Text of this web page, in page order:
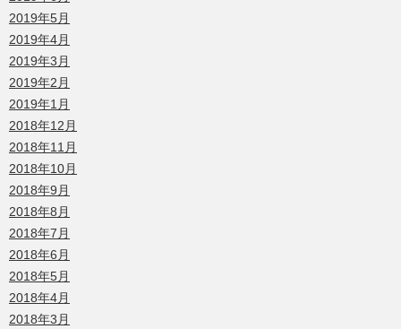
2019年5月
2019年4月
2019年3月
2019年2月
2019年1月
2018年12月
2018年11月
2018年10月
2018年9月
2018年8月
2018年7月
2018年6月
2018年5月
2018年4月
2018年3月